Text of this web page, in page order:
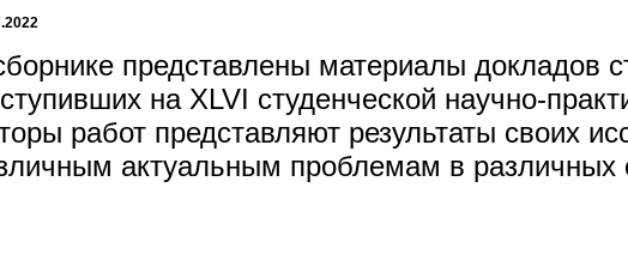
представлены материалы докладов
на XLVI студенческой научно-
работ представляют результаты своих
актуальным проблемам в различных